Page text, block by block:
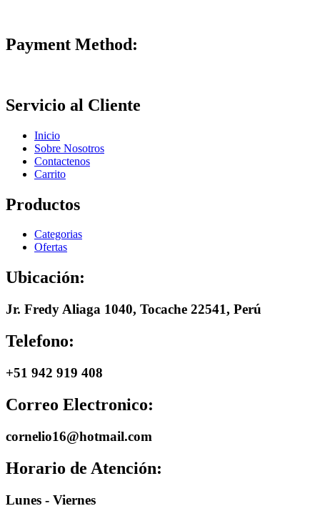
Payment Method:
Servicio al Cliente
Inicio
Sobre Nosotros
Contactenos
Carrito
Productos
Categorias
Ofertas
Ubicación:
Jr. Fredy Aliaga 1040, Tocache 22541, Perú
Telefono:
+51 942 919 408
Correo Electronico:
cornelio16@hotmail.com
Horario de Atención:
Lunes - Viernes